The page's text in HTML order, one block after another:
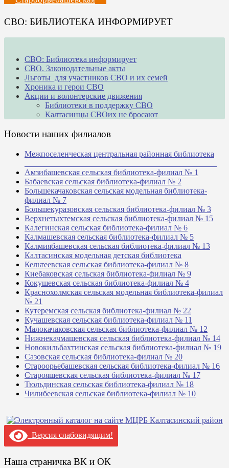
СВО: БИБЛИОТЕКА ИНФОРМИРУЕТ
СВО: Библиотека информирует
СВО. Законодательные акты
Льготы для участников СВО и их семей
Хроника и герои СВО
Акции и волонтерские движения
Библиотеки в поддержку СВО
Калтасинцы СВОих не бросают
Новости наших филиалов
Межпоселенческая центральная районная библиотека
Амзибашевская сельская библиотека-филиал № 1
Бабаевская сельская библиотека-филиал № 2
Большекачаковская сельская модельная библиотека-
филиал № 7
Большекуразовская сельская библиотека-филиал № 3
Верхнетыхтемская сельская библиотека-филиал № 15
Калегинская сельская библиотека-филиал № 6
Калмашевская сельская библиотека-филиал № 5
Калмиябашевская сельская библиотека-филиал № 13
Калтасинская модельная детская библиотека
Кельтеевская сельская библиотека-филиал № 8
Киебаковская сельская библиотека-филиал № 9
Кокушевская сельская библиотека-филиал № 4
Краснохолмская сельская модельная библиотека-филиал
№ 21
Кутеремская сельская библиотека-филиал № 22
Кучашевская сельская библиотека-филиал № 11
Малокачаковская сельская библиотека-филиал № 12
Нижнекачмашевская сельская библиотека-филиал № 14
Новокильбахтинская сельская библиотека-филиал № 19
Сазовская сельская библиотека-филиал № 20
Староорьебашевская сельская библиотека-филиал № 16
Старояшевская сельская библиотека-филиал № 17
Тюльдинская сельская библиотека-филиал № 18
Чилибеевская сельская библиотека-филиал № 10
Версия слабовидящим!
Наша страничка ВК и ОК